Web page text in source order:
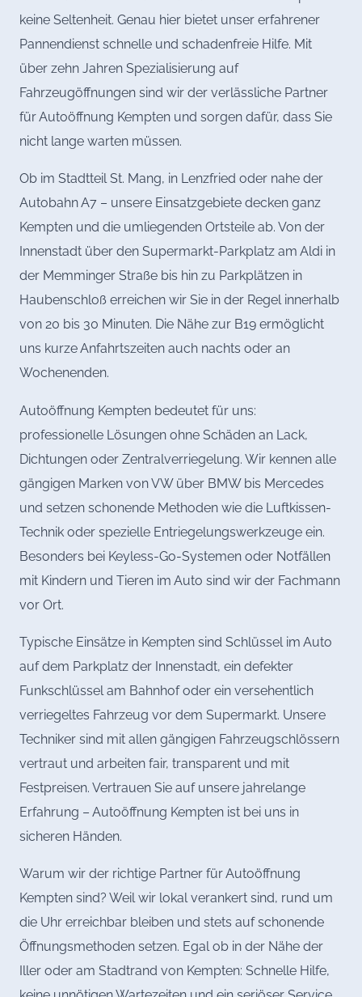
keine Seltenheit. Genau hier bietet unser erfahrener
Pannendienst schnelle und schadenfreie Hilfe. Mit
über zehn Jahren Spezialisierung auf
Fahrzeugöffnungen sind wir der verlässliche Partner
für Autoöffnung Kempten und sorgen dafür, dass Sie
nicht lange warten müssen.
Ob im Stadtteil St. Mang, in Lenzfried oder nahe der
Autobahn A7 – unsere Einsatzgebiete decken ganz
Kempten und die umliegenden Ortsteile ab. Von der
Innenstadt über den Supermarkt-Parkplatz am Aldi in
der Memminger Straße bis hin zu Parkplätzen in
Haubenschloß erreichen wir Sie in der Regel innerhalb
von 20 bis 30 Minuten. Die Nähe zur B19 ermöglicht
uns kurze Anfahrtszeiten auch nachts oder an
Wochenenden.
Autoöffnung Kempten bedeutet für uns:
professionelle Lösungen ohne Schäden an Lack,
Dichtungen oder Zentralverriegelung. Wir kennen alle
gängigen Marken von VW über BMW bis Mercedes
und setzen schonende Methoden wie die Luftkissen-
Technik oder spezielle Entriegelungswerkzeuge ein.
Besonders bei Keyless-Go-Systemen oder Notfällen
mit Kindern und Tieren im Auto sind wir der Fachmann
vor Ort.
Typische Einsätze in Kempten sind Schlüssel im Auto
auf dem Parkplatz der Innenstadt, ein defekter
Funkschlüssel am Bahnhof oder ein versehentlich
verriegeltes Fahrzeug vor dem Supermarkt. Unsere
Techniker sind mit allen gängigen Fahrzeugschlössern
vertraut und arbeiten fair, transparent und mit
Festpreisen. Vertrauen Sie auf unsere jahrelange
Erfahrung – Autoöffnung Kempten ist bei uns in
sicheren Händen.
Warum wir der richtige Partner für Autoöffnung
Kempten sind? Weil wir lokal verankert sind, rund um
die Uhr erreichbar bleiben und stets auf schonende
Öffnungsmethoden setzen. Egal ob in der Nähe der
Iller oder am Stadtrand von Kempten: Schnelle Hilfe,